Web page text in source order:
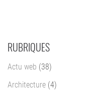
RUBRIQUES
Actu web (38)
Architecture (4)